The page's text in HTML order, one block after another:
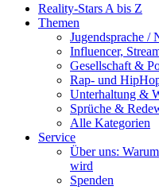
Reality-Stars A bis Z
Themen
Jugendsprache /
Influencer,
Gesellschaft &
Rap- und
Unterhaltung &
Sprüche &
Alle Kategorien
Service
Über uns:
wird
Spenden